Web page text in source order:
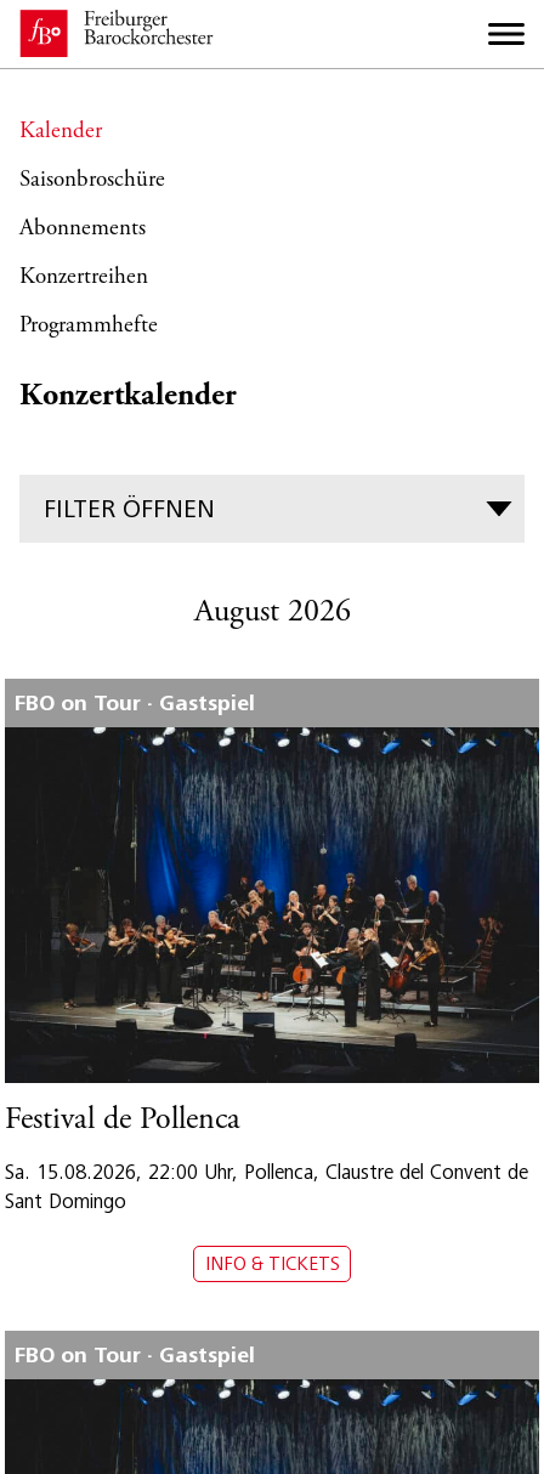
Kalender
Saisonbroschüre
Abonnements
Konzertreihen
Programmhefte
Konzertkalender
FILTER ÖFFNEN
August 2026
FBO on Tour · Gastspiel
Festival de Pollenca
Sa. 15.08.2026, 22:00 Uhr, Pollenca, Claustre del Convent de
Sant Domingo
INFO & TICKETS
FBO on Tour · Gastspiel